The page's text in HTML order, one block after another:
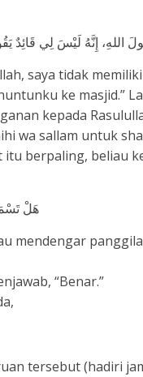
اللهِ، إِنَّهُ لَيْسَ لِي قَائِدٌ
saya tidak
ke masjid.”
kepada
wa sallam untuk
itu berpaling, beliau
هَلْ
mendengar
“Benar.”
tersebut (hadiri